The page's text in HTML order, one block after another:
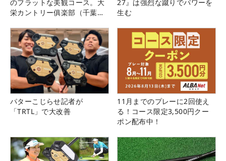
のフラットな美観コース。大
栄カントリー俱楽部（千葉
27』は強烈な蹴りでパワーを
生む
パターこじらせ記者が
「TRTL」で大改善
11月までのプレーに2回使え
る！コース限定3,500円クー
ポン配布中！